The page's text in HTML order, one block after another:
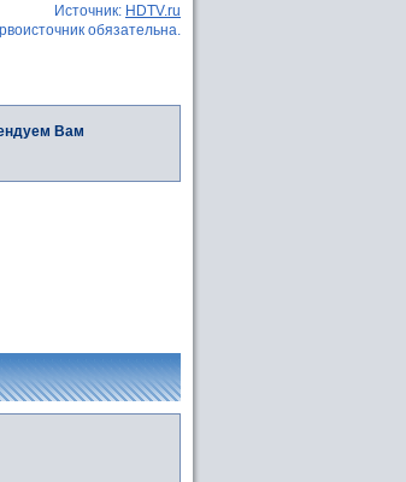
Источник: HDTV.ru
обязательна.
Вам